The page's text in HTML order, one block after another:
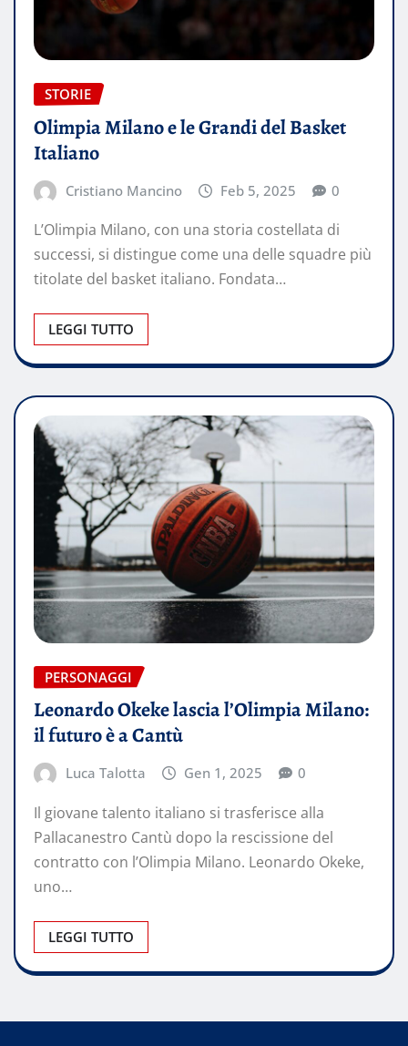
STORIE
Olimpia Milano e le Grandi del Basket
Italiano
Cristiano Mancino Feb 5, 2025 0
L’Olimpia Milano, con una storia costellata di
successi, si distingue come una delle squadre più
titolate del basket italiano. Fondata…
LEGGI TUTTO
PERSONAGGI
Leonardo Okeke lascia l’Olimpia Milano:
il futuro è a Cantù
Luca Talotta Gen 1, 2025 0
Il giovane talento italiano si trasferisce alla
Pallacanestro Cantù dopo la rescissione del
contratto con l’Olimpia Milano. Leonardo Okeke,
uno…
LEGGI TUTTO